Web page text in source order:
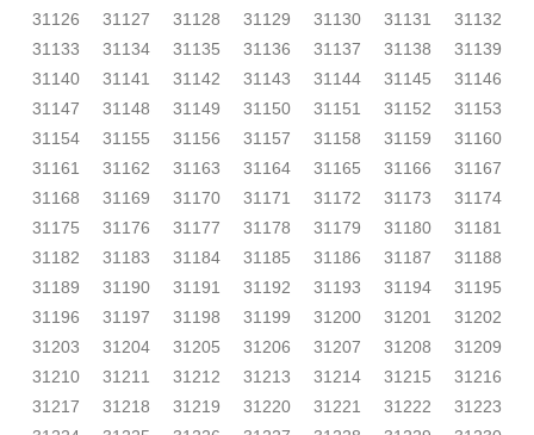
31126
31127 31128 31129 31130 31131
31132
31133
31134 31135 31136 31137 31138
31139
31140
31141 31142 31143 31144 31145
31146
31147
31148 31149 31150 31151 31152
31153
31154
31155 31156 31157 31158 31159
31160
31161
31162 31163 31164 31165 31166
31167
31168
31169 31170 31171 31172 31173
31174
31175
31176 31177 31178 31179 31180
31181
31182
31183 31184 31185 31186 31187
31188
31189
31190 31191 31192 31193 31194
31195
31196
31197 31198 31199 31200 31201
31202
31203
31204 31205 31206 31207 31208
31209
31210
31211 31212 31213 31214 31215
31216
31217
31218 31219 31220 31221 31222
31223